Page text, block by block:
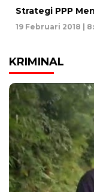
Strategi PPP
19 Februari 2018 |
KRIMINAL